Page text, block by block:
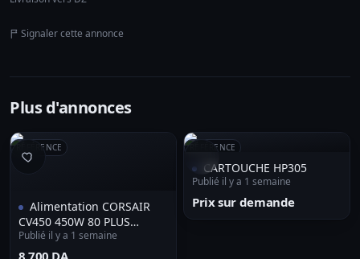
Signaler cette annonce
Plus d'annonces
RÉFÉRENCE
Alimentation CORSAIR
CV450 450W 80 PLUS
Bronze
Publié il y a 1 semaine
⁦8 700 DA⁩
RÉFÉRENCE
CARTOUCHE HP305
Publié il y a 1 semaine
Prix sur demande